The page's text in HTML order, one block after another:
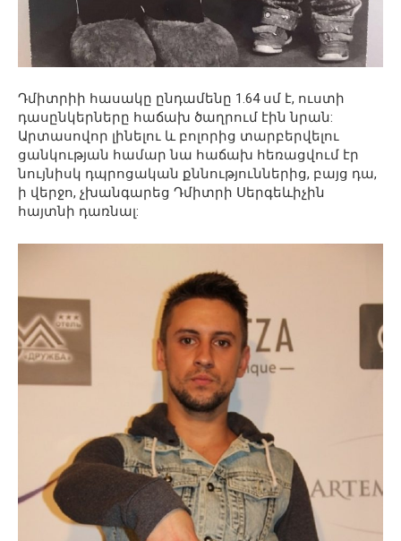
Դմիտրիի հասակը ընդամենը 1.64 սմ է, ուստի
դասընկերները հաճախ ծաղրում էին նրան:
Արտասովոր լինելու և բոլորից տարբերվելու
ցանկության համար նա հաճախ հեռացվում էր
նույնիսկ դպրոցական քննություններից, բայց դա,
ի վերջո, չխանգարեց Դմիտրի Սերգեևիչին
հայտնի դառնալ: